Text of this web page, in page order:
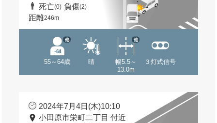
死亡(0) 負傷(2)
距離246m
55～64歳
他
晴
幅5.5～
13.0m
他
３灯式信号
2024年7月4日(木)10:10
小田原市栄町二丁目 付近